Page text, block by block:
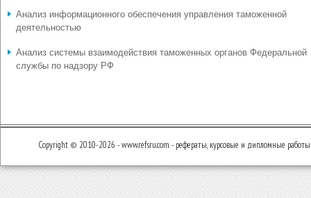
Анализ информационного обеспечения управления таможенной
деятельностью
Анализ системы взаимодействия таможенных органов Федеральной
службы по надзору РФ
Copyright © 2010-2026 - www.refsru.com - рефераты, курсовые и дипломные работы